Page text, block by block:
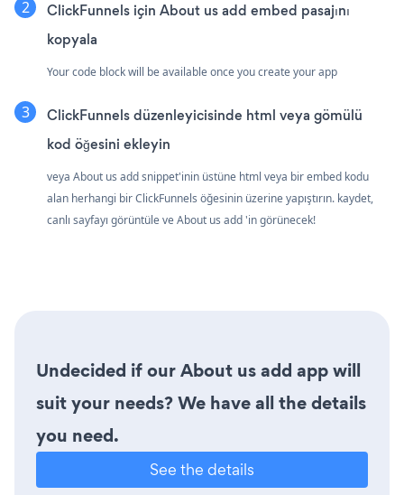
ClickFunnels için About us add embed pasajını
kopyala
Your code block will be available once you create your app
ClickFunnels düzenleyicisinde html veya gömülü
kod öğesini ekleyin
veya About us add snippet'inin üstüne html veya bir embed kodu
alan herhangi bir ClickFunnels öğesinin üzerine yapıştırın. kaydet,
canlı sayfayı görüntüle ve About us add 'in görünecek!
Undecided if our About us add app will
suit your needs? We have all the details
you need.
See the details